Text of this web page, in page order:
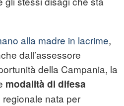
alla madre in lacrime,
dall’assessore
della Campania, la
modalità di difesa
regionale nata per